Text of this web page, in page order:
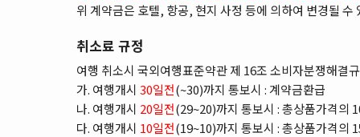
위 계약금은 호텔, 항공, 현지 사정 등에 의하여 변경될
취소료 규정
여행 취소시 국외여행표준약관 제 16조 소비자분쟁해결
가. 여행개시 30일전(~30)까지 통보시 : 계약금환급
나. 여행개시 20일전(29~20)까지 통보시 : 총상품가격의
다. 여행개시 10일전(19~10)까지 통보시 : 총상품가격의